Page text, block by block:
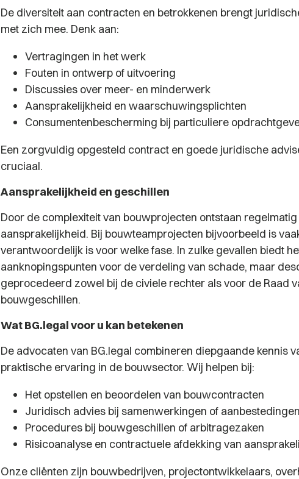
De diversiteit aan contracten en betrokkenen brengt
met zich mee. Denk aan:
Vertragingen in het werk
Fouten in ontwerp of uitvoering
Discussies over meer- en minderwerk
Aansprakelijkheid en waarschuwingsplichten
Consumentenbescherming bij particuliere
Een zorgvuldig opgesteld contract en goede juridische
cruciaal.
Aansprakelijkheid en geschillen
Door de complexiteit van bouwprojecten ontstaan
aansprakelijkheid. Bij bouwteamprojecten bijvoorbeeld is
verantwoordelijk is voor welke fase. In zulke gevallen biedt
aanknopingspunten voor de verdeling van schade, maar
geprocedeerd zowel bij de civiele rechter als voor de Raad
bouwgeschillen.
Wat BG.legal voor u kan betekenen
De advocaten van BG.legal combineren diepgaande kennis
praktische ervaring in de bouwsector. Wij helpen bij:
Het opstellen en beoordelen van bouwcontracten
Juridisch advies bij samenwerkingen of aanbestedingen
Procedures bij bouwgeschillen of arbitragezaken
Risicoanalyse en contractuele afdekking van
Onze cliënten zijn bouwbedrijven, projectontwikkelaars,